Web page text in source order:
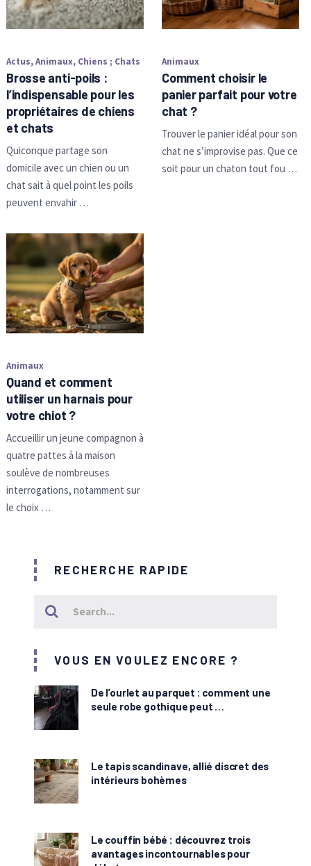
Actus,Animaux, Chiens ; Chats
Brosse anti-poils :
l’indispensable pour les
propriétaires de chiens
et chats
Quiconque partage son
domicile avec un chien ou un
chat sait à quel point les poils
peuvent envahir …
Animaux
Comment choisir le
panier parfait pour votre
chat ?
Trouver le panier idéal pour son
chat ne s’improvise pas. Que ce
soit pour un chaton tout fou …
Animaux
Quand et comment
utiliser un harnais pour
votre chiot ?
Accueillir un jeune compagnon à
quatre pattes à la maison
soulève de nombreuses
interrogations, notamment sur
le choix …
RECHERCHE RAPIDE
VOUS EN VOULEZ ENCORE ?
De l’ourlet au parquet : comment une
seule robe gothique peut …
Le tapis scandinave, allié discret des
intérieurs bohèmes
Le couffin bébé : découvrez trois
avantages incontournables pour